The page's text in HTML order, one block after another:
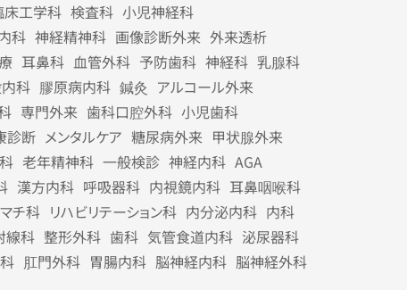
床工学科 検査科 小児神経科
科 神経精神科 画像診断外来 外来透析
耳鼻科 血管外科 予防歯科 神経科 乳腺科
科 膠原病内科 鍼灸 アルコール外来
専門外来 歯科口腔外科 小児歯科
診断 メンタルケア 糖尿病外来 甲状腺外来
老年精神科 一般検診 神経内科 AGA
漢方内科 呼吸器科 内視鏡内科 耳鼻咽喉科
チ科 リハビリテーション科 内分泌内科 内科
線科 整形外科 歯科 気管食道内科 泌尿器科
肛門外科 胃腸内科 脳神経内科 脳神経外科